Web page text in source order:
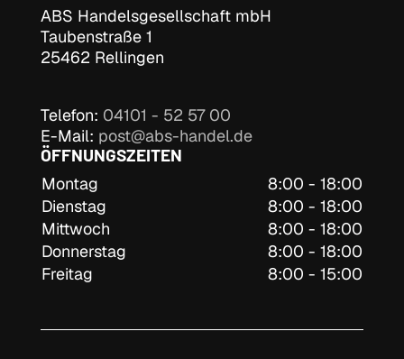
ABS Handelsgesellschaft mbH
Taubenstraße 1
25462 Rellingen
Telefon: 04101 - 52 57 00
E-Mail: post@abs-handel.de
ÖFFNUNGSZEITEN
Montag
8:00 - 18:00
Dienstag
8:00 - 18:00
Mittwoch
8:00 - 18:00
Donnerstag
8:00 - 18:00
Freitag
8:00 - 15:00